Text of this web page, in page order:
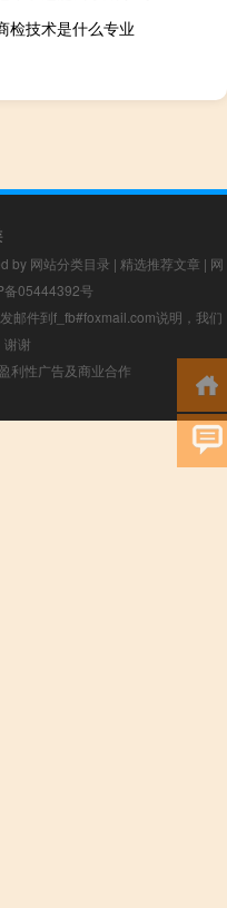
检技术是什么专业
by 网站分类目录 | 精选推荐文章 | 网
备05444392号
邮件到f_fb#foxmail.com说明，我们
谢谢
利性广告及商业合作